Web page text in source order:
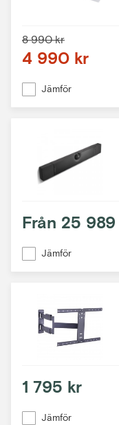
8 990 kr
4 990 kr
Jämför
Från 25
Jämför
1 795 kr
Jämför